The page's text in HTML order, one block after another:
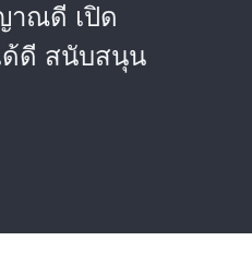
าณดี เปิด
ด้ดี สนับสนุน